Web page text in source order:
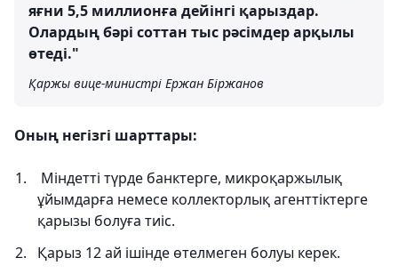
яғни 5,5 миллионға дейінгі қарыздар.
Олардың бәрі соттан тыс рәсімдер арқылы
өтеді."
Қаржы вице-министрі Ержан Біржанов
Оның негізгі шарттары:
Міндетті түрде банктерге, микроқаржылық
ұйымдарға немесе коллекторлық агенттіктерге
қарызы болуға тиіс.
Қарыз 12 ай ішінде өтелмеген болуы керек.